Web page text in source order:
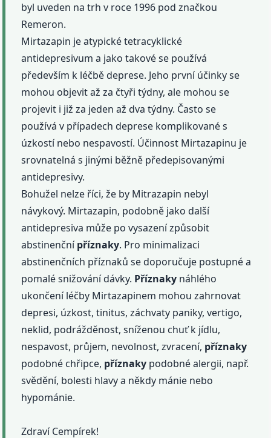
byl uveden na trh v roce 1996 pod značkou
Remeron.
Mirtazapin je atypické tetracyklické
antidepresivum a jako takové se používá
především k léčbě deprese. Jeho první účinky se
mohou objevit až za čtyři týdny, ale mohou se
projevit i již za jeden až dva týdny. Často se
používá v případech deprese komplikované s
úzkostí nebo nespavostí. Účinnost Mirtazapinu je
srovnatelná s jinými běžně předepisovanými
antidepresivy.
Bohužel nelze říci, že by Mitrazapin nebyl
návykový. Mirtazapin, podobně jako další
antidepresiva může po vysazení způsobit
abstinenčnípříznaky. Pro minimalizaci
abstinenčních příznaků se doporučuje postupné a
pomalé snižování dávky. Příznaky náhlého
ukončení léčby Mirtazapinem mohou zahrnovat
depresi, úzkost, tinitus, záchvaty paniky, vertigo,
neklid, podrážděnost, sníženou chuť k jídlu,
nespavost, průjem, nevolnost, zvracení, příznaky
podobné chřipce, příznaky podobné alergii, např.
svědění, bolesti hlavy a někdy mánie nebo
hypománie.
Zdraví Cempírek!